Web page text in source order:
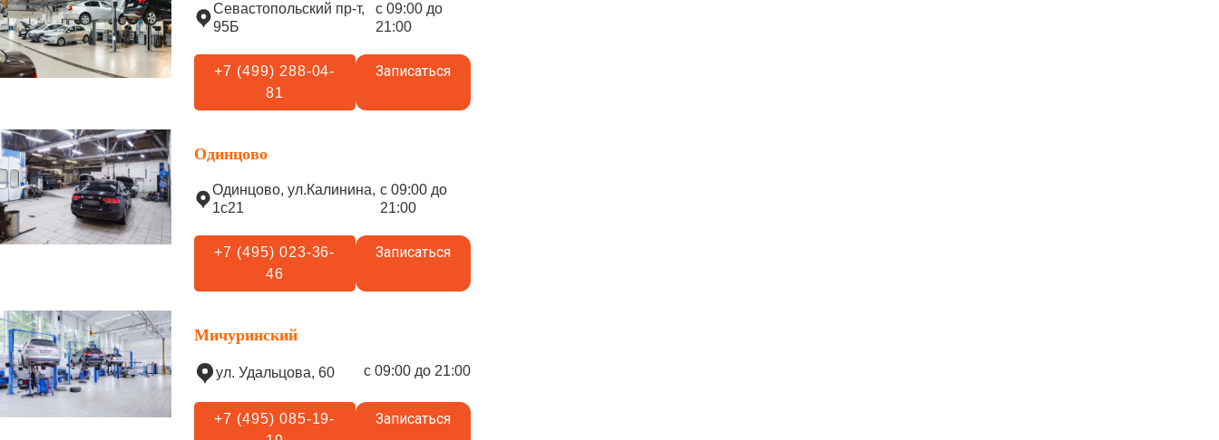
Севастопольский пр-т,
95Б
с 09:00 до
21:00
+7 (499) 288-04-
81
Записаться
Одинцово
Одинцово, ул.Калинина,
1с21
с 09:00 до
21:00
+7 (495) 023-36-
46
Записаться
Мичуринский
ул. Удальцова, 60 с 09:00 до 21:00
+7 (495) 085-19-
Записаться